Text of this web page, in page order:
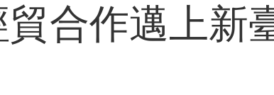
合作邁上新